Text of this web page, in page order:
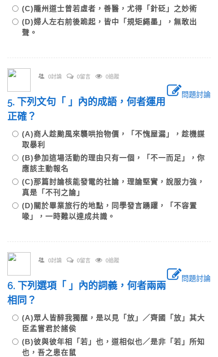
(C)隴州道士曾若虛者，善醫，尤得「針砭」之妙術
(D)婦人左右前後跪起，皆中「規矩繩墨」，無敢出
聲。
0討論 0留言 0追蹤
問題討論
5. 下列文句「 」內的成語，何者運用
正確？
(A)商人趁颱風來襲哄抬物價，「不愧屋漏」，趁機謀
取暴利
(B)參加這場活動的理由只有一個，「不一而足」，你
應該主動報名
(C)那篇討論核能發電的社論，理論堅實，說服力強，
真是「不刊之論」
(D)關於畢業旅行的地點，同學發言踴躍，「不容置
喙」，一時難以達成共識。
0討論 0留言 0追蹤
問題討論
6. 下列選項「 」內的詞義，何者兩兩
相同？
(A)眾人皆醉我獨醒，是以見「放」／齊國「放」其大
臣孟嘗君於諸侯
(B)彼與彼年相「若」也，道相似也／是非「若」所知
也，吾之患在鼠